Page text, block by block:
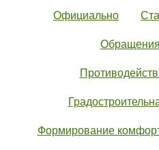
Официально
Формирование